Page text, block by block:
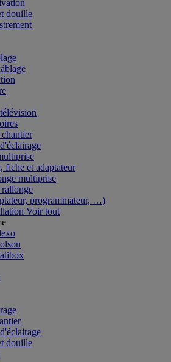
douille
fiche et adaptateur
multiprise
programmateur, …)
Voir tout
douille